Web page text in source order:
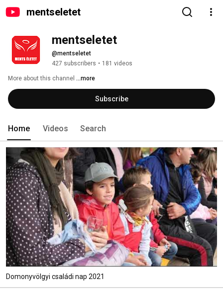
mentseletet
mentseletet
@mentseletet
427 subscribers • 181 videos
More about this channel ...more
Subscribe
Home Videos Search
Domonyvölgyi családi nap 2021